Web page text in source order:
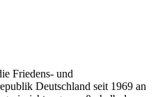
Friedens- und
Deutschland seit 1969 an